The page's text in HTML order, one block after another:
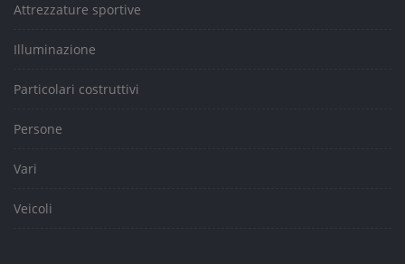
Attrezzature sportive
Illuminazione
Particolari costruttivi
Persone
Vari
Veicoli